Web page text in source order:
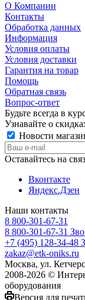
О Компании
Контакты
Обработка данных
Информация
Условия оплаты
Условия доставки
Гарантия на товар
Помощь
Обратная связь
Вопрос-ответ
Будьте всегда в
Узнавайте о
Новости
Оставайтесь на
Вконтакте
Яндекс.Дзен
Наши контакты
8 800-301-67-31
8 800-301-67-31
+7 (495) 128-34-48
zakaz@etk-oniks.ru
Москва, ул.
2008-2026 ©
оборудования
Версия для